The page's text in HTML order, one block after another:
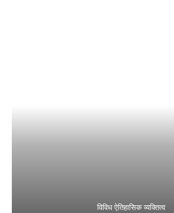
विविध ऐतिहासिक व्यक्तित्व